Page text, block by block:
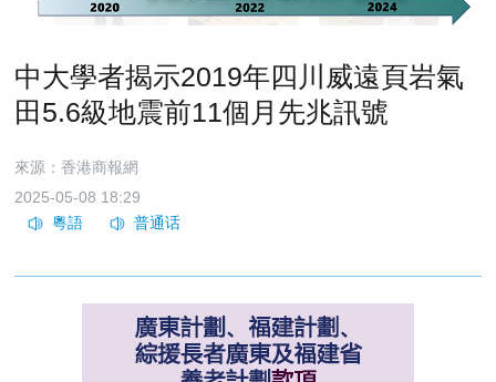
中大學者揭示2019年四川威遠頁岩氣
田5.6級地震前11個月先兆訊號
來源：香港商報網
2025-05-08 18:29